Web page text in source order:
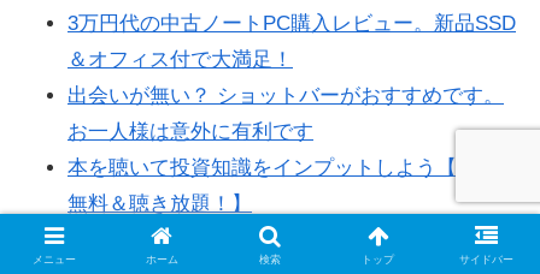
3万円代の中古ノートPC購入レビュー。新品SSD
＆オフィス付で大満足！
出会いが無い？ ショットバーがおすすめです。
お一人様は意外に有利です
本を聴いて投資知識をインプットしよう【30日間
無料＆聴き放題！】
メニュー ホーム 検索 トップ サイドバー